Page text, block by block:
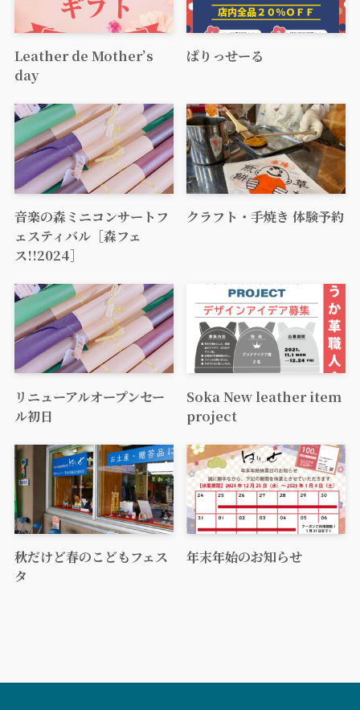
Leather de Mother’s
day
ぱりっせーる
音楽の森ミニコンサートフ
ェスティバル［森フェ
ス!!2024］
クラフト・手焼き 体験予約
リニューアルオープンセー
ル初日
Soka New leather item
project
秋だけど春のこどもフェス
タ
年末年始のお知らせ